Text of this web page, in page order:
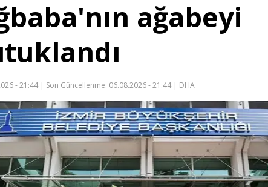
ağabeyi
- 21:44 | Son Güncellenme: 06.08.2026 - 21:44 | DHA